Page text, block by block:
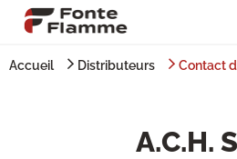
Accueil Distributeurs Contact
A.C.H.